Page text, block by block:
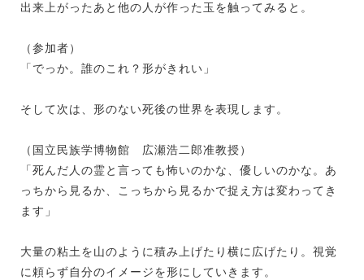
出来上がったあと他の人が作った玉を触ってみると。
（参加者）
「でっか。誰のこれ？形がきれい」
そして次は、形のない死後の世界を表現します。
（国立民族学博物館 広瀬浩二郎准教授）
「死んだ人の霊と言っても怖いのかな、優しいのかな。あ
っちから見るか、こっちから見るかで捉え方は変わってき
ます」
大量の粘土を山のように積み上げたり横に広げたり。視覚
に頼らず自分のイメージを形にしていきます。